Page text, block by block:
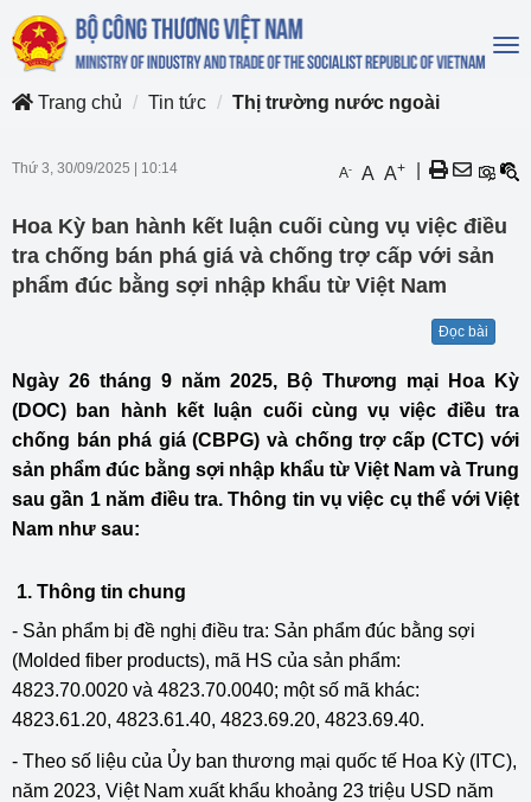
Trang chủ
Tin tức Thị trường nước ngoài
Thứ 3, 30/09/2025 10:14 A- A A+
Hoa Kỳ ban hành kết luận cuối cùng vụ việc điều
tra chống bán phá giá và chống trợ cấp với sản
phẩm đúc bằng sợi nhập khẩu từ Việt Nam
Đọc bài
Ngày 26 tháng 9 năm 2025, Bộ Thương mại Hoa Kỳ
(DOC) ban hành kết luận cuối cùng vụ việc điều tra
chống bán phá giá (CBPG) và chống trợ cấp (CTC) với
sản phẩm đúc bằng sợi nhập khẩu từ Việt Nam và Trung
sau gần 1 năm điều tra. Thông tin vụ việc cụ thể với Việt
Nam như sau:
1. Thông tin chung
- Sản phẩm bị đề nghị điều tra: Sản phẩm đúc bằng sợi
(Molded fiber products), mã HS của sản phẩm:
4823.70.0020 và 4823.70.0040; một số mã khác:
4823.61.20, 4823.61.40, 4823.69.20, 4823.69.40.
- Theo số liệu của Ủy ban thương mại quốc tế Hoa Kỳ (ITC),
năm 2023, Việt Nam xuất khẩu khoảng 23 triệu USD năm